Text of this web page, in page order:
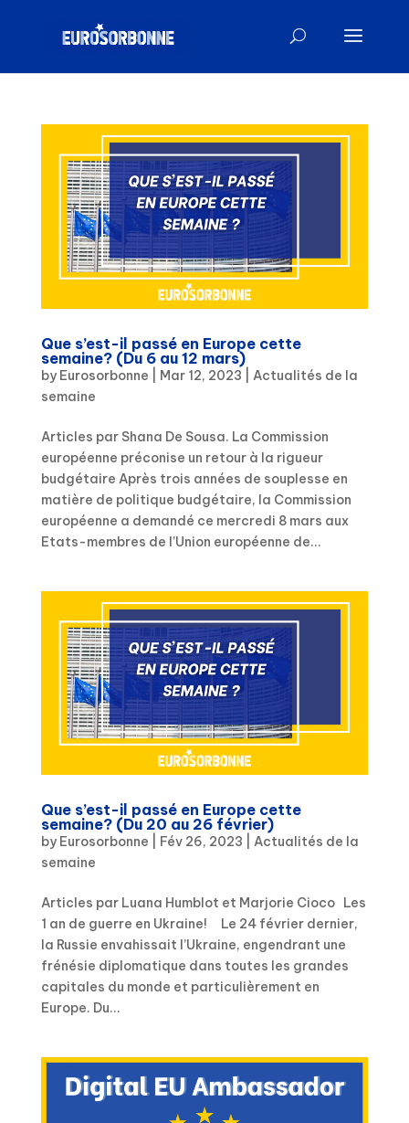
Que s’est-il passé en Europe cette
semaine? (Du 6 au 12 mars)
by Eurosorbonne Mar 12, 2023
Actualités de la
semaine
Articles par Shana De Sousa. La Commission
européenne préconise un retour à la rigueur
budgétaire Après trois années de souplesse en
matière de politique budgétaire, la Commission
européenne a demandé ce mercredi 8 mars aux
Etats-membres de l’Union européenne de...
Que s’est-il passé en Europe cette
semaine? (Du 20 au 26 février)
by Eurosorbonne Fév 26, 2023
Actualités de la
semaine
Articles par Luana Humblot et Marjorie Cioco Les
1 an de guerre en Ukraine! Le 24 février dernier,
la Russie envahissait l’Ukraine, engendrant une
frénésie diplomatique dans toutes les grandes
capitales du monde et particulièrement en
Europe. Du...